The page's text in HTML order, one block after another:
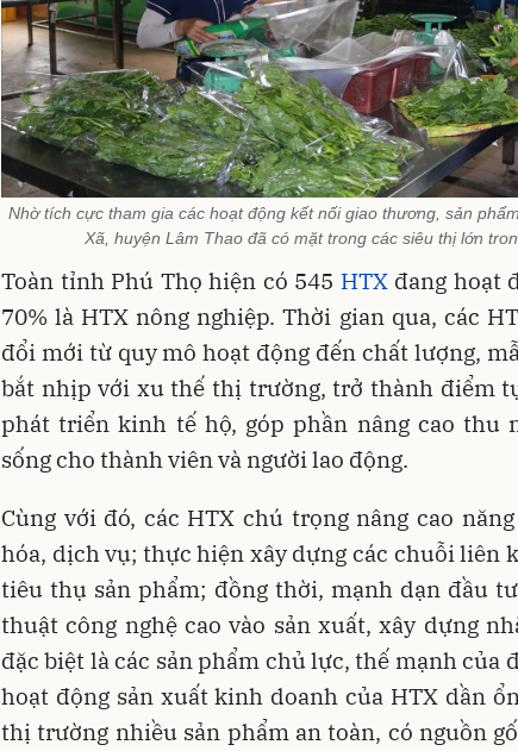
Nhờ tích cực tham gia các hoạt động kết nối giao thương, sản
Xã, huyện Lâm Thao đã có mặt trong các siêu thị lớn
Toàn tỉnh Phú Thọ hiện có 545 HTXđang hoạt
70% là HTX nông nghiệp. Thời gian qua, các
đổi mới từ quy mô hoạt động đến chất lượng,
bắt nhịp với xu thế thị trường, trở thành điểm
phát triển kinh tế hộ, góp phần nâng cao thu
sống cho thành viên và người lao động.
Cùng với đó, các HTX chú trọng nâng cao
hóa, dịch vụ; thực hiện xây dựng các chuỗi liên
tiêu thụ sản phẩm; đồng thời, mạnh dạn đầu
thuật công nghệ cao vào sản xuất, xây dựng
đặc biệt là các sản phẩm chủ lực, thế mạnh của
hoạt động sản xuất kinh doanh của HTX dần
thị trường nhiều sản phẩm an toàn, có nguồn